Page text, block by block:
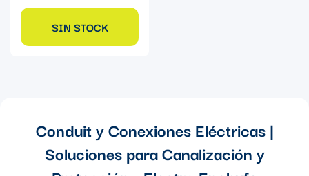
SIN STOCK
Conduit y Conexiones Eléctricas |
Soluciones para Canalización y